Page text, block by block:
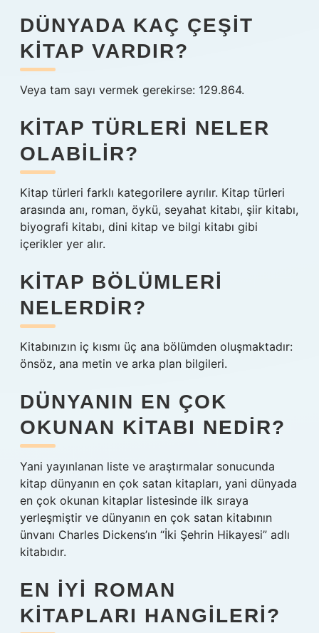
DÜNYADA KAÇ ÇEŞIT
KITAP VARDIR?
Veya tam sayı vermek gerekirse: 129.864.
KITAP TÜRLERI NELER
OLABILIR?
Kitap türleri farklı kategorilere ayrılır. Kitap türleri
arasında anı, roman, öykü, seyahat kitabı, şiir kitabı,
biyografi kitabı, dini kitap ve bilgi kitabı gibi
içerikler yer alır.
KITAP BÖLÜMLERI
NELERDIR?
Kitabınızın iç kısmı üç ana bölümden oluşmaktadır:
önsöz, ana metin ve arka plan bilgileri.
DÜNYANIN EN ÇOK
OKUNAN KITABI NEDIR?
Yani yayınlanan liste ve araştırmalar sonucunda
kitap dünyanın en çok satan kitapları, yani dünyada
en çok okunan kitaplar listesinde ilk sıraya
yerleşmiştir ve dünyanın en çok satan kitabının
ünvanı Charles Dickens’ın “İki Şehrin Hikayesi” adlı
kitabıdır.
EN IYI ROMAN
KITAPLARI HANGILERI?